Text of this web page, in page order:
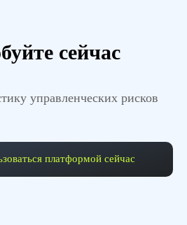
сейчас
управленческих рисков
платформой сейчас